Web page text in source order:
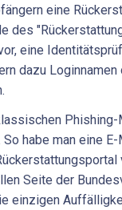
eine
des
eine
dazu Loginnamen
So habe man eine
Seite der
einzigen